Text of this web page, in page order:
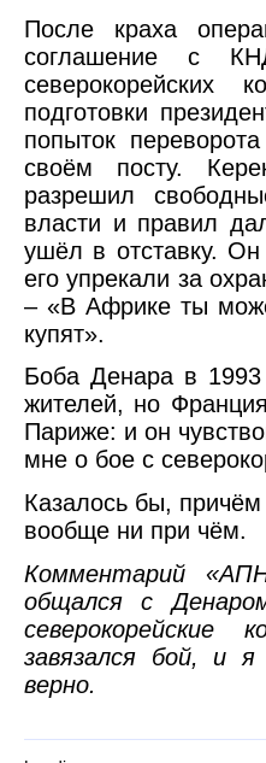
После краха
соглашение с
северокорейских
подготовки
попыток
своём посту.
разрешил
власти и правил
ушёл в отставку.
его упрекали за
– «В Африке ты
купят».
Боба Денара в 1993
жителей, но
Париже: и он
мне о бое с
Казалось бы,
вообще ни при чём.
Комментарий
общался с
северокорейские
завязался бой, и
верно.